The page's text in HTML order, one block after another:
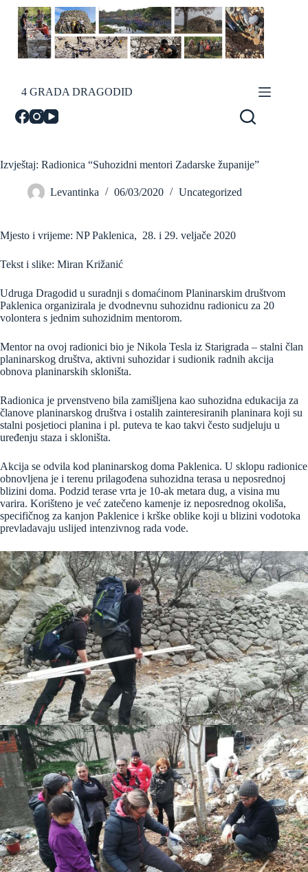
Skip
content
4 GRADA DRAGODID
Izvještaj: Radionica “Suhozidni mentori Zadarske županije”
Levantinka 06/03/2020 Uncategorized
Mjesto i vrijeme: NP Paklenica, 28. i 29. veljače 2020
Tekst i slike: Miran Križanić
Udruga Dragodid u suradnji s domaćinom Planinarskim društvom
Paklenica organizirala je dvodnevnu suhozidnu radionicu za 20
volontera s jednim suhozidnim mentorom.
Mentor na ovoj radionici bio je Nikola Tesla iz Starigrada – stalni član
planinarskog društva, aktivni suhozidar i sudionik radnih akcija
obnova planinarskih skloništa.
Radionica je prvenstveno bila zamišljena kao suhozidna edukacija za
članove planinarskog društva i ostalih zainteresiranih planinara koji su
stalni posjetioci planina i pl. puteva te kao takvi često sudjeluju u
uređenju staza i skloništa.
Akcija se odvila kod planinarskog doma Paklenica. U sklopu radionice
obnovljena je i terenu prilagođena suhozidna terasa u neposrednoj
blizini doma. Podzid terase vrta je 10-ak metara dug, a visina mu
varira. Korišteno je već zatečeno kamenje iz neposrednog okoliša,
specifičnog za kanjon Paklenice i krške oblike koji u blizini vodotoka
prevladavaju uslijed intenzivnog rada vode.